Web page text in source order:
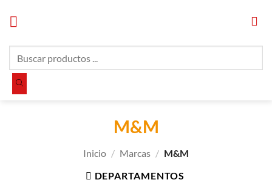
productos
M&M
Inicio / Marcas / M&M
DEPARTAMENTOS